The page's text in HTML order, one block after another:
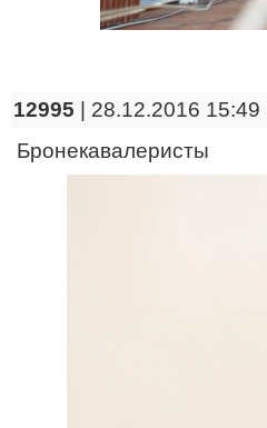
12995 | 28.12.2016 15:49 |
Бронекавалеристы